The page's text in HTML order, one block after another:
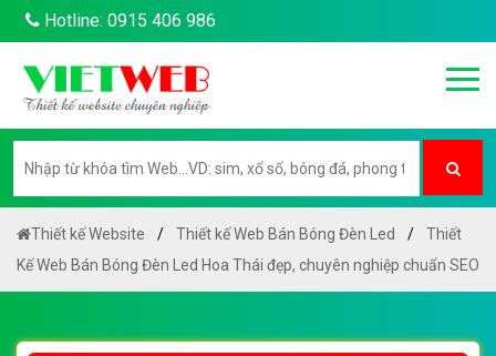
Hotline: 0915 406 986
Thiết kế Website Thiết kế Web Bán Bóng Đèn Led
Thiết
Kế Web Bán Bóng Đèn Led Hoa Thái đẹp, chuyên nghiệp chuẩn SEO